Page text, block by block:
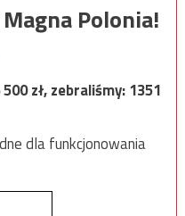
Polonia!
500zł, zebraliśmy:1351
dla funkcjonowania